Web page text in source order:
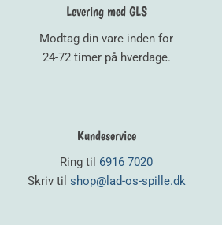
Levering med GLS
Modtag din vare inden for
24-72 timer på hverdage.
Kundeservice
Ring til 6916 7020
Skriv til shop@lad-os-spille.dk